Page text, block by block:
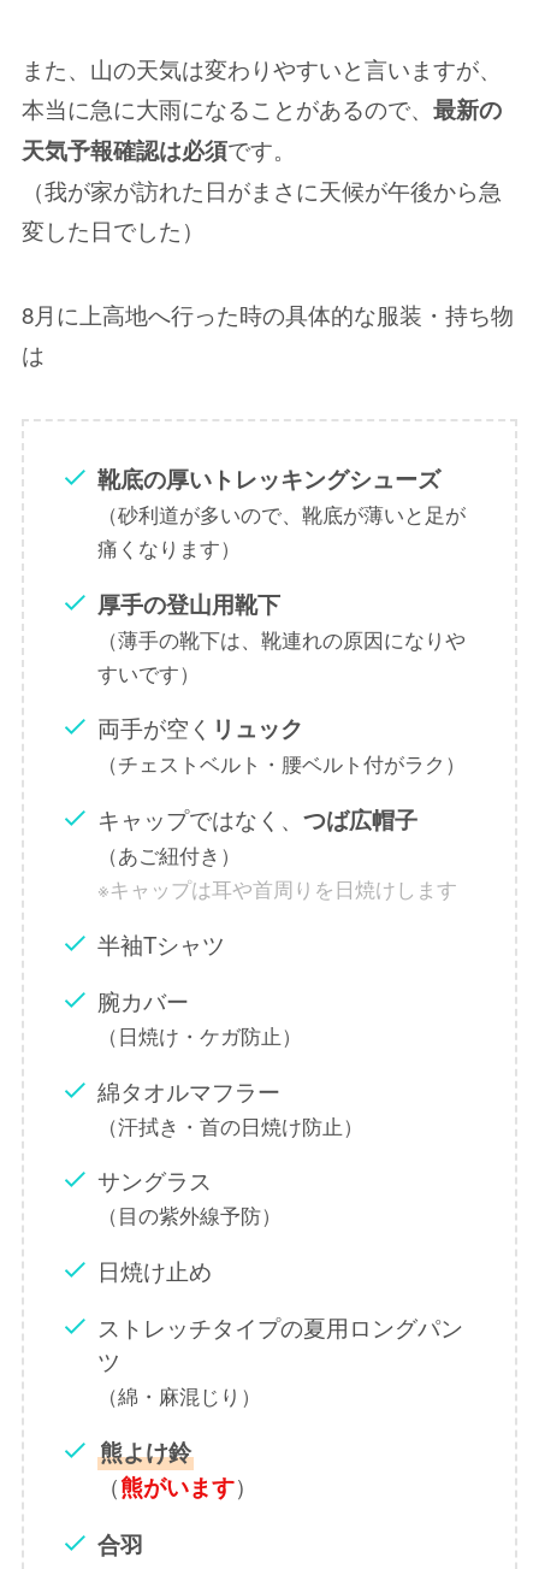
また、山の天気は変わりやすいと言いますが、
本当に急に大雨になることがあるので、 最新の
天気予報確認は必須です。
（我が家が訪れた日がまさに天候が午後から急
変した日でした）
8月に上高地へ行った時の具体的な服装・持ち物
は
靴底の厚いトレッキングシューズ
（砂利道が多いので、靴底が薄いと足が
痛くなります）
厚手の登山用靴下
（薄手の靴下は、靴連れの原因になりや
すいです）
両手が空く リュック
（チェストベルト・腰ベルト付がラク）
キャップではなく、つば広帽子
（あご紐付き）
※キャップは耳や首周りを日焼けします
半袖Tシャツ
腕カバー
（日焼け・ケガ防止）
綿タオルマフラー
（汗拭き・首の日焼け防止）
サングラス
（目の紫外線予防）
日焼け止め
ストレッチタイプの夏用ロングパン
ツ
（綿・麻混じり）
熊よけ鈴
（熊がいます）
合羽